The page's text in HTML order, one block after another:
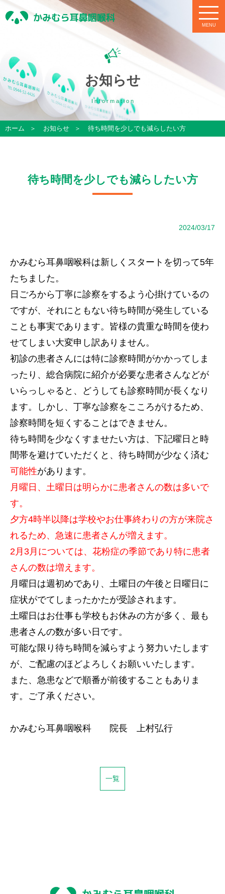
お知らせ
I n f o r m a t i o n
ホーム お知らせ 待ち時間を少しでも減らしたい方
待ち時間を少しでも減らしたい方
2024/03/17
かみむら耳鼻咽喉科は新しくスタートを切って5年
たちました。
日ごろから丁寧に診察をするよう心掛けているの
ですが、それにともない待ち時間が発生している
ことも事実であります。皆様の貴重な時間を使わ
せてしまい大変申し訳ありません。
初診の患者さんには特に診察時間がかかってしま
ったり、総合病院に紹介が必要な患者さんなどが
いらっしゃると、どうしても診察時間が長くなり
ます。しかし、丁寧な診察をこころがけるため、
診察時間を短くすることはできません。
待ち時間を少なくすませたい方は、下記曜日と時
間帯を避けていただくと、待ち時間が少なく済む
可能性があります。
月曜日、土曜日は明らかに患者さんの数は多いで
す。
夕方4時半以降は学校やお仕事終わりの方が来院さ
れるため、急速に患者さんが増えます。
2月3月については、花粉症の季節であり特に患者
さんの数は増えます。
月曜日は週初めであり、土曜日の午後と日曜日に
症状がでてしまったかたが受診されます。
土曜日はお仕事も学校もお休みの方が多く、最も
患者さんの数が多い日です。
可能な限り待ち時間を減らすよう努力いたします
が、ご配慮のほどよろしくお願いいたします。
また、急患などで順番が前後することもありま
す。ご了承ください。
かみむら耳鼻咽喉科 院長 上村弘行
一覧